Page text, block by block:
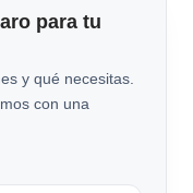
para tu
y qué necesitas.
con una